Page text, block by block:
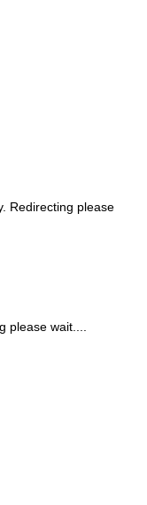
Redirecting please
please wait....